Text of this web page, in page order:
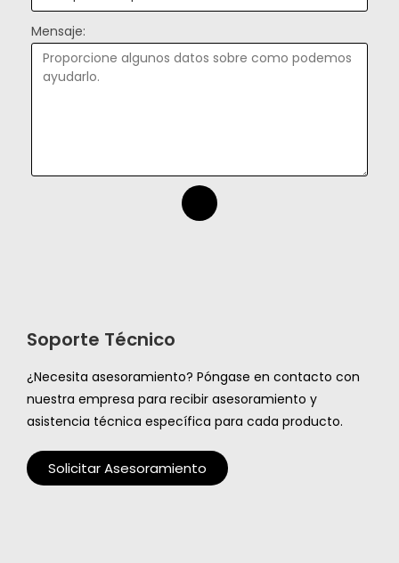
Mensaje:
Soporte Técnico
¿Necesita asesoramiento? Póngase en contacto con
nuestra empresa para recibir asesoramiento y
asistencia técnica específica para cada producto.
Solicitar Asesoramiento